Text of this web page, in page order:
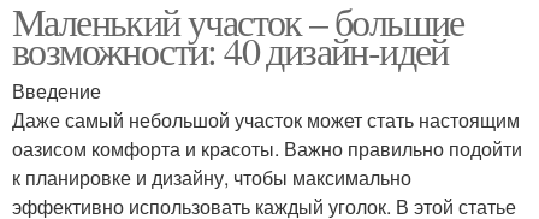
Маленький участок – большие
возможности: 40 дизайн-идей
Введение
Даже самый небольшой участок может стать настоящим
оазисом комфорта и красоты. Важно правильно подойти
к планировке и дизайну, чтобы максимально
эффективно использовать каждый уголок. В этой статье